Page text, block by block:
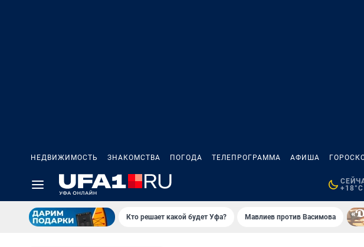
НЕДВИЖИМОСТЬ ЗНАКОМСТВА ПОГОДА ТЕЛЕПРОГРАММА АФИША
+18°C
Кто решает какой будет Уфа? Мавлиев против Васимова